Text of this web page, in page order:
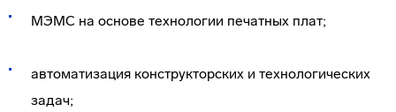
МЭМС на основе технологии печатных плат;
автоматизация конструкторских и технологических
задач;